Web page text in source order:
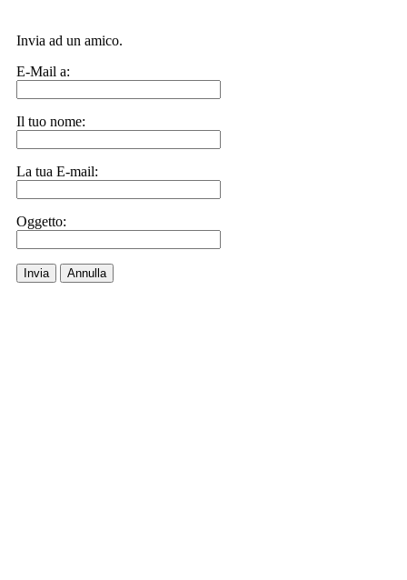
Invia ad un amico.
E-Mail a:
Il tuo nome:
La tua E-mail:
Oggetto:
Invia Annulla